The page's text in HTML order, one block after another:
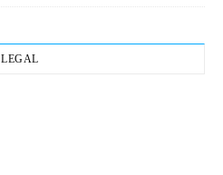
LEGAL